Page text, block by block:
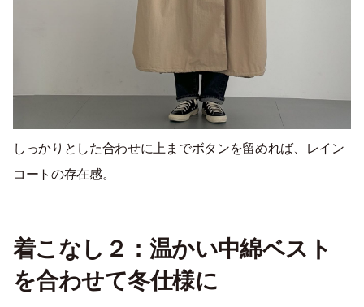
しっかりとした合わせに上までボタンを留めれば、レイン
コートの存在感。
着こなし２：温かい中綿ベスト
を合わせて冬仕様に